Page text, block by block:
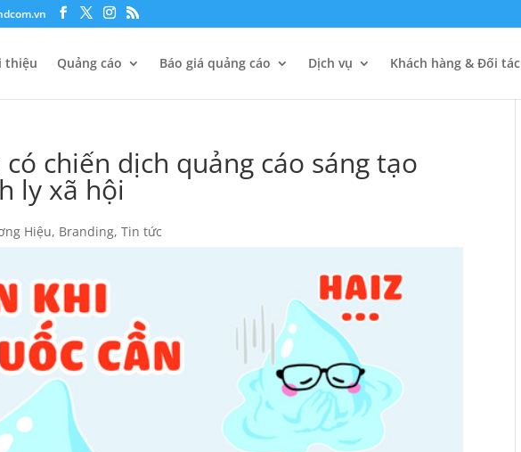
thiệu Quảng cáo Báo giá quảng cáo Dịch vụ Khách hàng & Đối tác
chiến dịch quảng cáo sáng tạo
ly xã hội
Hiệu, Branding,Tin tức